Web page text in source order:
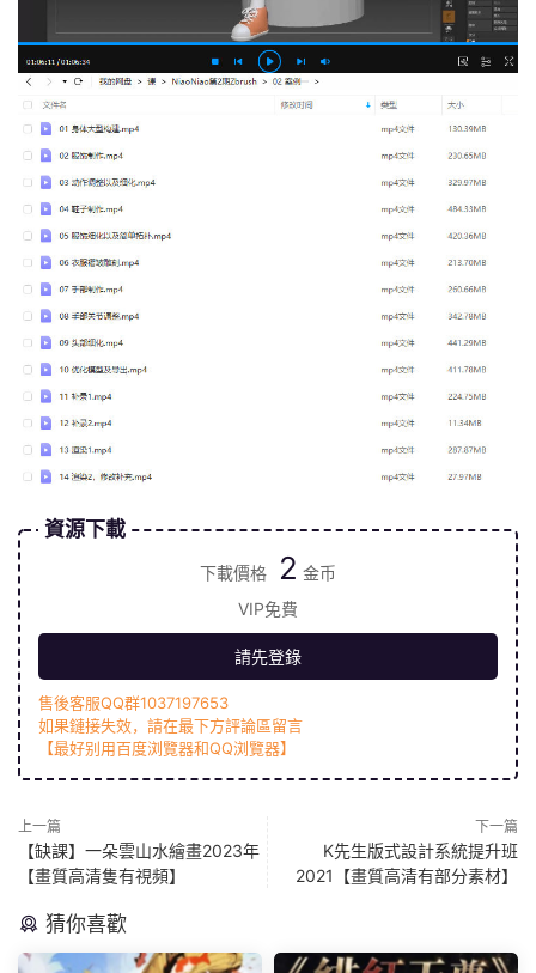
資源下載
下載價格 2 金币
VIP免費
請先登錄
售後客服QQ群1037197653
如果鏈接失效，請在最下方評論區留言
【最好别用百度浏覽器和QQ浏覽器】
上一篇
【缺課】一朵雲山水繪畫2023年
【畫質高清隻有視頻】
下一篇
K先生版式設計系統提升班
2021【畫質高清有部分素材】
猜你喜歡